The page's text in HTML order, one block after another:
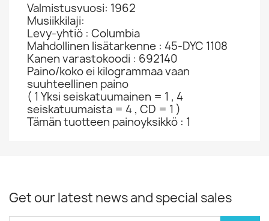
Valmistusvuosi: 1962
Musiikkilaji:
Levy-yhtiö : Columbia
Mahdollinen lisätarkenne : 45-DYC 1108
Kanen varastokoodi : 692140
Paino/koko ei kilogrammaa vaan
suuhteellinen paino
( 1 Yksi seiskatuumainen = 1 , 4
seiskatuumaista = 4 , CD = 1 )
Tämän tuotteen painoyksikkö : 1
Get our latest news and special sales